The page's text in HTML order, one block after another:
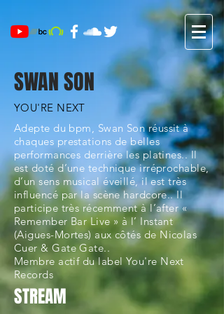
SWAN SON
YOU'RE NEXT
Adepte du bpm, Swan Son réussit à
chaques prestations de belles
performances derrière les platines.. Il
est doté d’une technique irréprochable,
d’un sens musical éveillé, il est très
influencé par la scène hardcore.. Il
participe très récemment à l’after «
Remember Bar Live » à l’ Instant
(Aigues-Mortes) aux côtés de Nicolas
Cuer & Gate Gate..
Membre actif du label You're Next
Records
STREAM